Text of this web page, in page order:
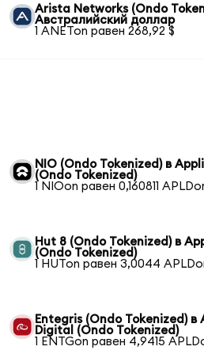
Arista Networks (Ondo
Австралийский доллар
1 ANETon равен 268,92 $
NIO (Ondo Tokenized) в
(Ondo Tokenized)
1 NIOon равен 0,160811
Hut 8 (Ondo Tokenized) в
(Ondo Tokenized)
1 HUTon равен 3,0044
Entegris (Ondo Tokenized) в
Digital (Ondo Tokenized)
1 ENTGon равен 4,9415